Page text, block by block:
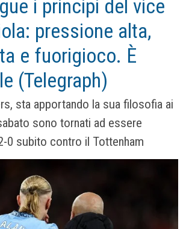
i principi del vice
pressione alta,
e fuorigioco. È
(Telegraph)
sta apportando la sua filosofia ai
sono tornati ad essere
0 subito contro il Tottenham